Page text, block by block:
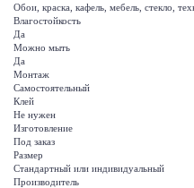
Обои, краска, кафель, мебель, стекло,
Влагостойкость
Да
Можно мыть
Да
Монтаж
Самостоятельный
Клей
Не нужен
Изготовление
Под заказ
Размер
Стандартный или индивидуальный
Производитель